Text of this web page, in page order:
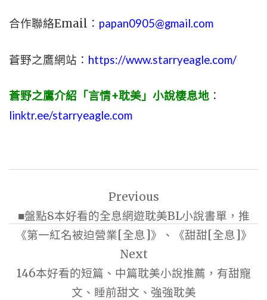
合作聯絡Email： papan0905@gmail.com
蒼野之鷹網站： https://www.starryeagle.com/
蒼野之鷹介紹「言情+耽美」小說棲息地 ：
linktr.ee/starryeagle.com
導
覽
Previous
■盤點8本好看的全息網遊耽美BL小說書單，推
《第一紅名被迫營業[全息]》、《甜甜[全息]》
Next
146本好看的短篇、中篇耽美小說推薦，有甜寵
文、睡前甜文、強強耽美